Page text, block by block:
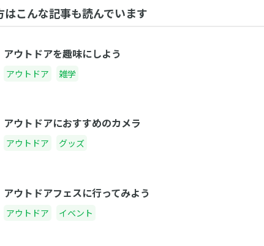
はこんな記事も読んでいます
アウトドアを趣味にしよう
アウトドア 雑学
アウトドアにおすすめのカメラ
アウトドア グッズ
アウトドアフェスに行ってみよう
アウトドア イベント